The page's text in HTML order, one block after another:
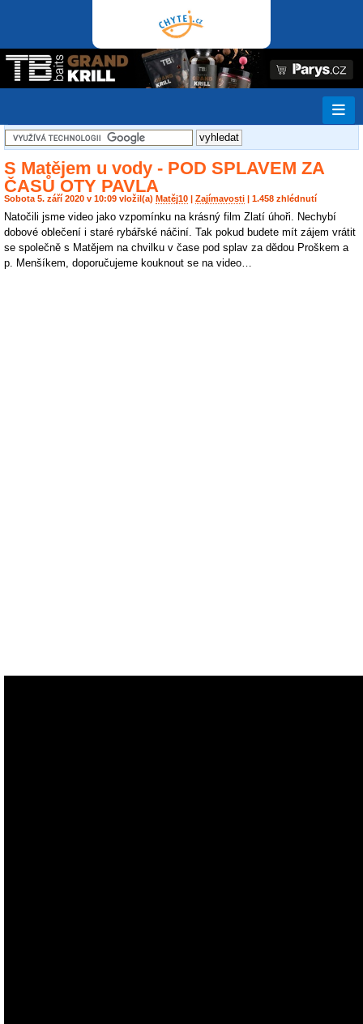
S Matějem u vody - POD SPLAVEM ZA
ČASŮ OTY PAVLA
Sobota 5. září 2020 v 10:09 vložil(a) Matěj10 Zajímavosti | 1.458 zhlédnutí
Natočili jsme video jako vzpomínku na krásný film Zlatí úhoři. Nechybí
dobové oblečení i staré rybářské náčiní. Tak pokud budete mít zájem vrátit
se společně s Matějem na chvilku v čase pod splav za dědou Proškem a
p. Menšíkem, doporučujeme kouknout se na video…